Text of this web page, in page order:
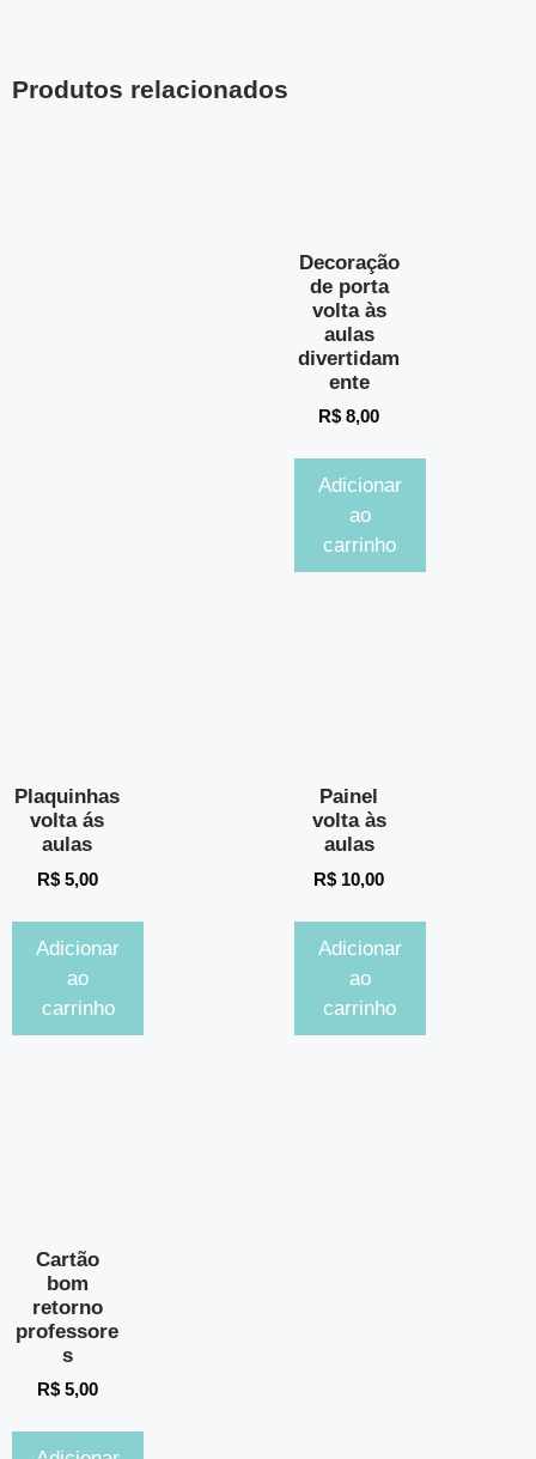
Produtos relacionados
Decoração
de porta
volta às
aulas
divertidam
ente
R$ 8,00
Adicionar
ao
carrinho
Plaquinhas
volta ás
aulas
R$5,00
Adicionar
ao
carrinho
Painel
volta às
aulas
R$ 10,00
Adicionar
ao
carrinho
Cartão
bom
retorno
professore
s
R$5,00